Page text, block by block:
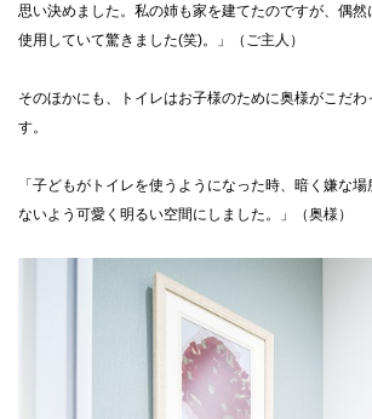
思い決めました。私の姉も家を建てたのですが、偶
使用していて驚きました(笑)。」（ご主人）
そのほかにも、トイレはお子様のために奥様がこだ
す。
「子どもがトイレを使うようになった時、暗く嫌な
ないよう可愛く明るい空間にしました。」（奥様）